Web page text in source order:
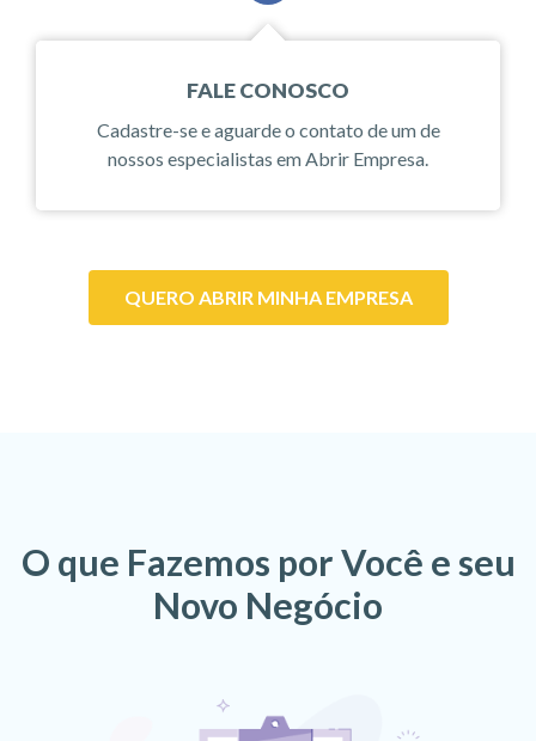
FALE CONOSCO
Cadastre-se e aguarde o contato de um de
nossos especialistas em Abrir Empresa.
QUERO ABRIR MINHA EMPRESA
O que Fazemos por Você e seu
Novo Negócio